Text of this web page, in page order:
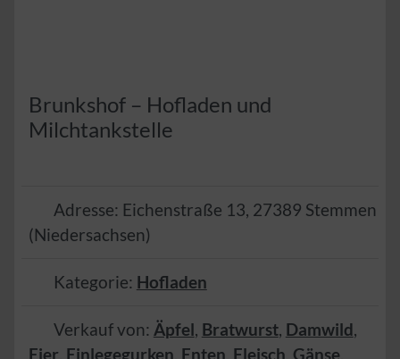
Brunkshof – Hofladen und
Milchtankstelle
Adresse: Eichenstraße 13, 27389 Stemmen
(Niedersachsen)
Kategorie: Hofladen
Verkauf von: Äpfel, Bratwurst, Damwild,
Eier Einlegegurken Enten Fleisch Gänse